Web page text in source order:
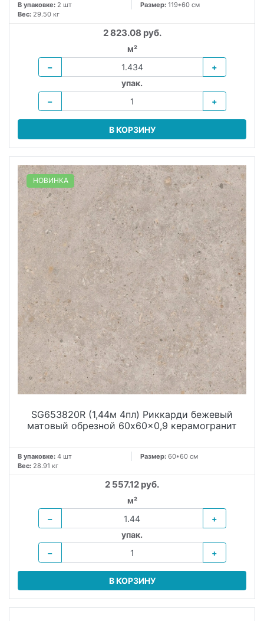
В упаковке: 2 шт Размер: 119*60 см
Вес: 29.50 кг
2 823.08 руб.
м²
−
+
упак.
−
+
В КОРЗИНУ
НОВИНКА
SG653820R (1,44м 4пл) Риккарди бежевый
матовый обрезной 60x60x0,9 керамогранит
В упаковке: 4 шт Размер: 60*60 см
Вес: 28.91 кг
2 557.12 руб.
м²
−
+
упак.
−
+
В КОРЗИНУ